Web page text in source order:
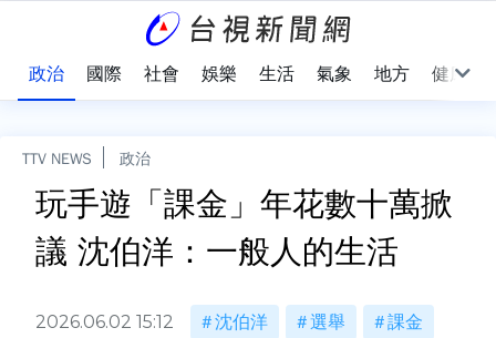
政治 國際 社會 娛樂 生活 氣象 地方 健康
TTV NEWS 政治
玩手遊「課金」年花數十萬掀
議 沈伯洋：一般人的生活
2026.06.02 15:12 沈伯洋 選舉 課金